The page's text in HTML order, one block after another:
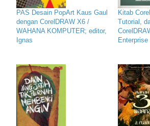
PAS Desain PopArt Kaus Gaul
dengan CorelDRAW X6 /
WAHANA KOMPUTER; editor,
Ignas
Kitab
Tutorial,
Enterprise